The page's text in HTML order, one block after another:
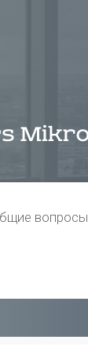
вопросы